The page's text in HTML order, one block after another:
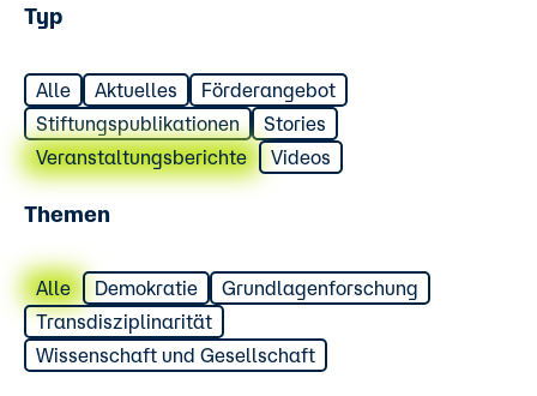
Typ
Alle Aktuelles
Förderangebot
Stiftungspublikationen
Stories
Veranstaltungsberichte
Videos
Themen
Alle Demokratie
Grundlagenforschung
Transdisziplinarität
Wissenschaft und Gesellschaft